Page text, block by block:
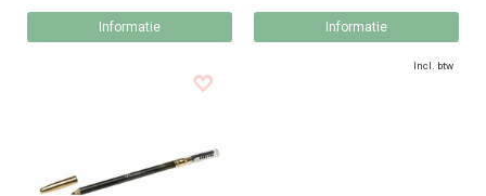
Informatie Informatie
Incl. btw